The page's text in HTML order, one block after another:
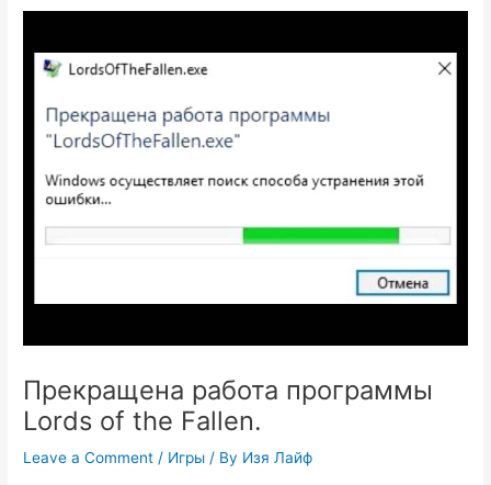
Прекращена работа программы
Lords of the Fallen.
Leave a Comment / Игры / By Изя Лайф